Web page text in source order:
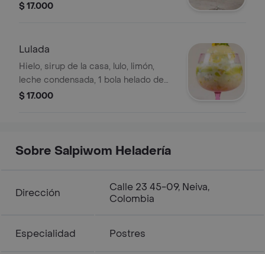
$ 17.000
Lulada
Hielo, sirup de la casa, lulo, limón,
leche condensada, 1 bola helado de
lulo.
$ 17.000
Sobre Salpiwom Heladería
Dirección
Calle 23 45-09, Neiva,
Colombia
Especialidad Postres